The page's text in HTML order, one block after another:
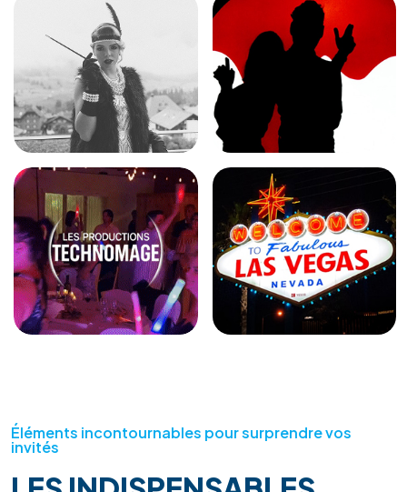
Éléments incontournables pour surprendre vos
invités